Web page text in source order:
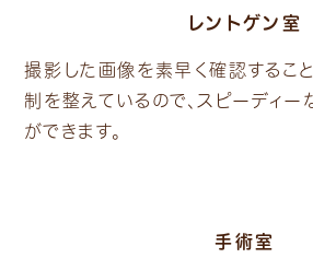
レントゲン室
撮影した画像を素早く確認するこ
制を整えているので、スピーディー
ができます。
手術室